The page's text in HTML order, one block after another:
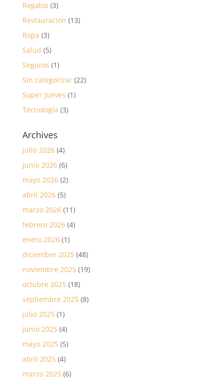
Regalos (3)
Restauración (13)
Ropa (3)
Salud (5)
Seguros (1)
Sin categorizar(22)
Super Jueves (1)
Tecnología (3)
Archives
julio 2026(4)
junio 2026(6)
mayo 2026(2)
abril 2026(5)
marzo 2026(11)
febrero 2026(4)
enero 2026(1)
diciembre 2025(48)
noviembre 2025(19)
octubre 2025(18)
septiembre 2025(8)
julio 2025(1)
junio 2025(4)
mayo 2025(5)
abril 2025(4)
marzo 2025(6)